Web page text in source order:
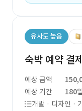
유사도 높음
숙박 예약 결
예상 금액
예상 기간
180일
개발 · 디자인 ·